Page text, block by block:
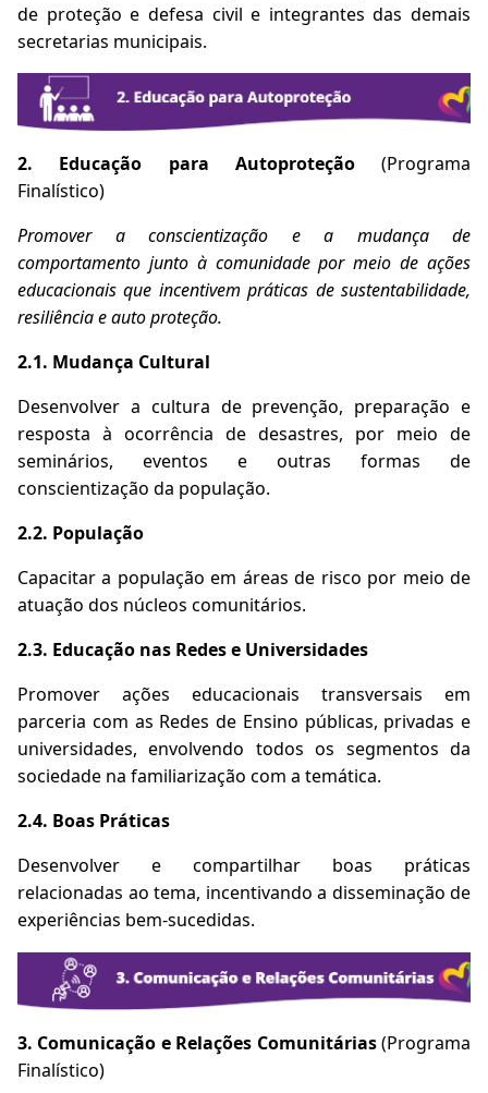
de proteção e defesa civil e integrantes das demais
secretarias municipais.
2. Educação para Autoproteção (Programa
Finalístico)
Promover a conscientização e a mudança de
comportamento junto à comunidade por meio de ações
educacionais que incentivem práticas de sustentabilidade,
resiliência e auto proteção.
2.1. Mudança Cultural
Desenvolver a cultura de prevenção, preparação e
resposta à ocorrência de desastres, por meio de
seminários, eventos e outras formas de
conscientização da população.
2.2. População
Capacitar a população em áreas de risco por meio de
atuação dos núcleos comunitários.
2.3. Educação nas Redes e Universidades
Promover ações educacionais transversais em
parceria com as Redes de Ensino públicas, privadas e
universidades, envolvendo todos os segmentos da
sociedade na familiarização com a temática.
2.4. Boas Práticas
Desenvolver e compartilhar boas práticas
relacionadas ao tema, incentivando a disseminação de
experiências bem-sucedidas.
3. Comunicação e Relações Comunitárias(Programa
Finalístico)